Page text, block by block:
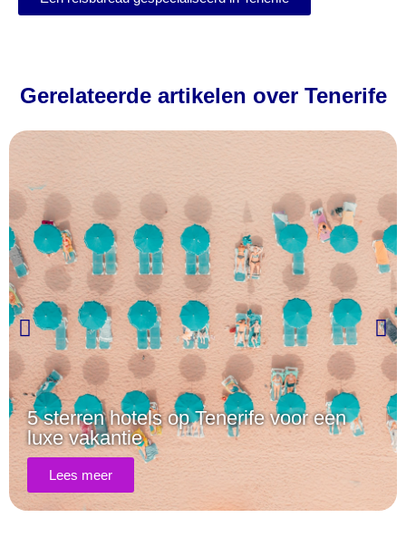
Gerelateerde artikelen over Tenerife
5 sterren hotels op Tenerife voor een
luxe vakantie
Lees meer